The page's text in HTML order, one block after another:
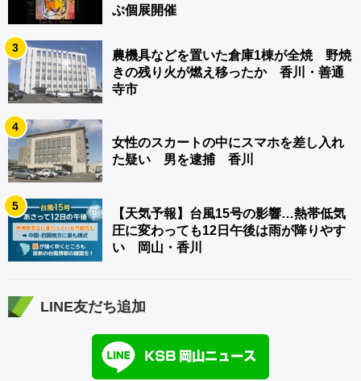
ぶ個展開催
3
農機具などを置いた倉庫1棟が全焼 野焼
きの残り火が燃え移ったか 香川・善通
寺市
4
女性のスカートの中にスマホを差し入れ
た疑い 男を逮捕 香川
5
【天気予報】台風15号の影響…熱帯低気
圧に変わっても12日午後は雨が降りやす
い 岡山・香川
LINE友だち追加